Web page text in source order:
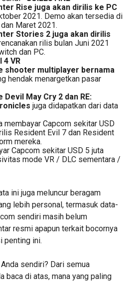
Rise juga akan dirilis ke PC
2021. Demo akan tersedia di
Maret 2021.
Stories 2 juga akan dirilis
rilis bulan Juni 2021
dan PC.
4 VR
shooter multiplayer bernama
hendak menargetkan pasar
Devil May Cry 2 dan RE:
juga didapatkan dari data
membayar Capcom sekitar USD
Resident Evil 7 dan Resident
mereka.
Capcom sekitar USD 5 juta
mode VR / DLC sementara /
ini juga meluncur beragam
lebih personal, termasuk data-
sendiri masih belum
resmi apapun terkait bocornya
penting ini.
sendiri? Dari semua
baca di atas, mana yang paling